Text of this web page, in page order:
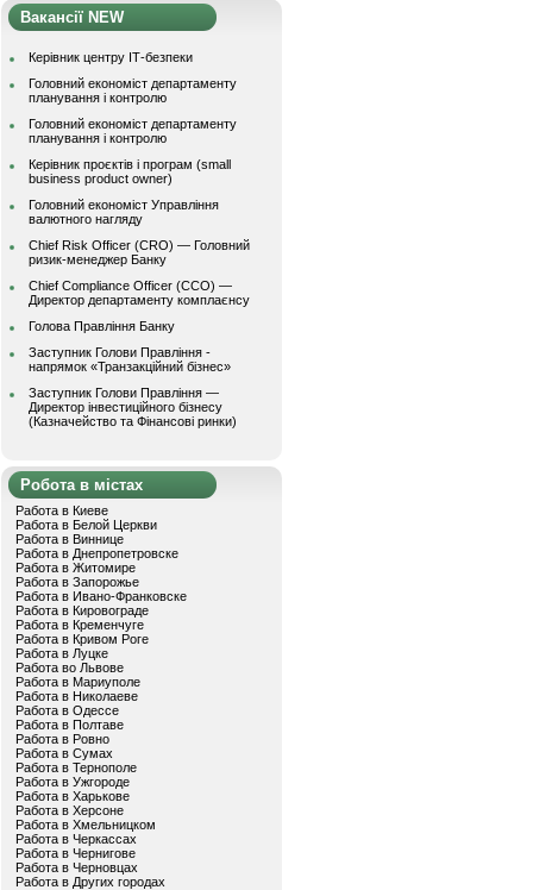
Вакансії NEW
Керівник центру ІТ-безпеки
Головний економіст департаменту
планування і контролю
Головний економіст департаменту
планування і контролю
Керівник проєктів і програм (small
business product owner)
Головний економіст Управління
валютного нагляду
Chief Risk Officer (CRO) — Головний
ризик-менеджер Банку
Chief Compliance Officer (CCO) —
Директор департаменту комплаєнсу
Голова Правління Банку
Заступник Голови Правління -
напрямок «Транзакційний бізнес»
Заступник Голови Правління —
Директор інвестиційного бізнесу
(Казначейство та Фінансові ринки)
Робота в містах
Работа в Киеве
Работа в Белой Церкви
Работа в Виннице
Работа в Днепропетровске
Работа в Житомире
Работа в Запорожье
Работа в Ивано-Франковске
Работа в Кировограде
Работа в Кременчуге
Работа в Кривом Роге
Работа в Луцке
Работа во Львове
Работа в Мариуполе
Работа в Николаеве
Работа в Одессе
Работа в Полтаве
Работа в Ровно
Работа в Сумах
Работа в Тернополе
Работа в Ужгороде
Работа в Харькове
Работа в Херсоне
Работа в Хмельницком
Работа в Черкассах
Работа в Чернигове
Работа в Черновцах
Работа в Других городах